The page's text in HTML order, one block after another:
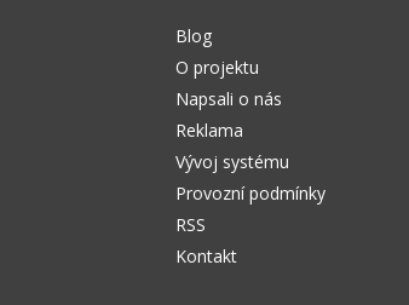
Blog
O projektu
Napsali o nás
Reklama
Vývoj systému
Provozní podmínky
RSS
Kontakt